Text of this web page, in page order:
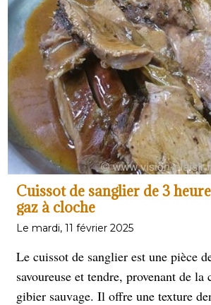
Cuissot de sanglier de 3
gaz à cloche
Le mardi, 11 février 2025
Le cuissot de sanglier est une pièce
savoureuse et tendre, provenant de la
gibier sauvage. Il offre une texture